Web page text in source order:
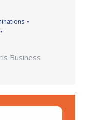
Business